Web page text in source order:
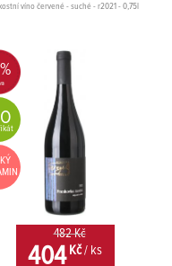
víno červené - suché - r2021 - 0,75l
482 Kč
404 Kč / ks